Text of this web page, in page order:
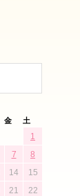
金 土
1
7
8
14
15
21
22